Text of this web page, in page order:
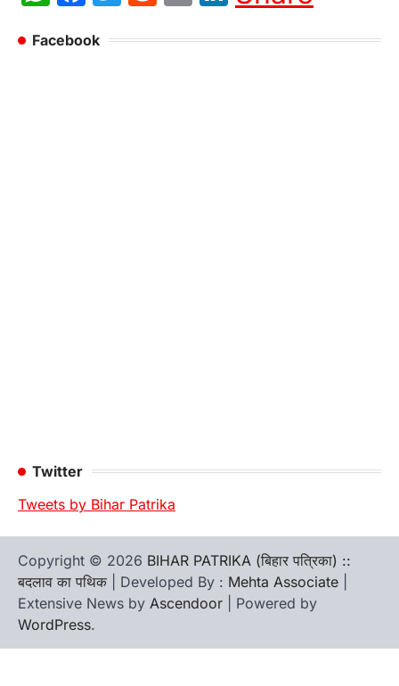
Facebook
Twitter
Tweets by Bihar Patrika
Copyright © 2026 BIHAR PATRIKA (बिहार पत्रिका) ::
बदलाव का पथिक | Developed By : Mehta Associate
Extensive News by Ascendoor | Powered by
WordPress.